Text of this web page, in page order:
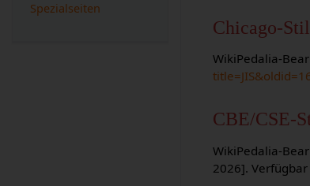
Chicago-Stil
WikiPedalia-
CBE/CSE-
WikiPedalia-
2026].
Spezialseiten